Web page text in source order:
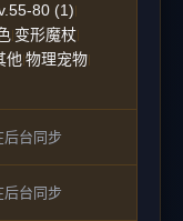
80 (1)|
|变形魔杖|
他|物理宠物|
台同步
台同步